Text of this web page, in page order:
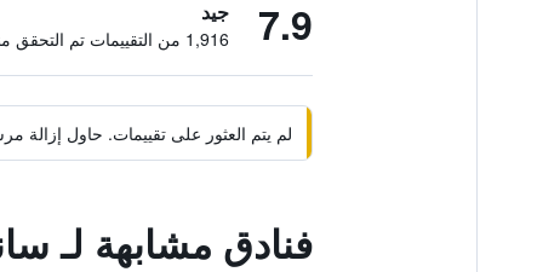
7.9 جيد
1,916 من التقييمات تم التحقق منها
لم يتم العثور على تقييمات. حاول
فنادق مشابهة لـ